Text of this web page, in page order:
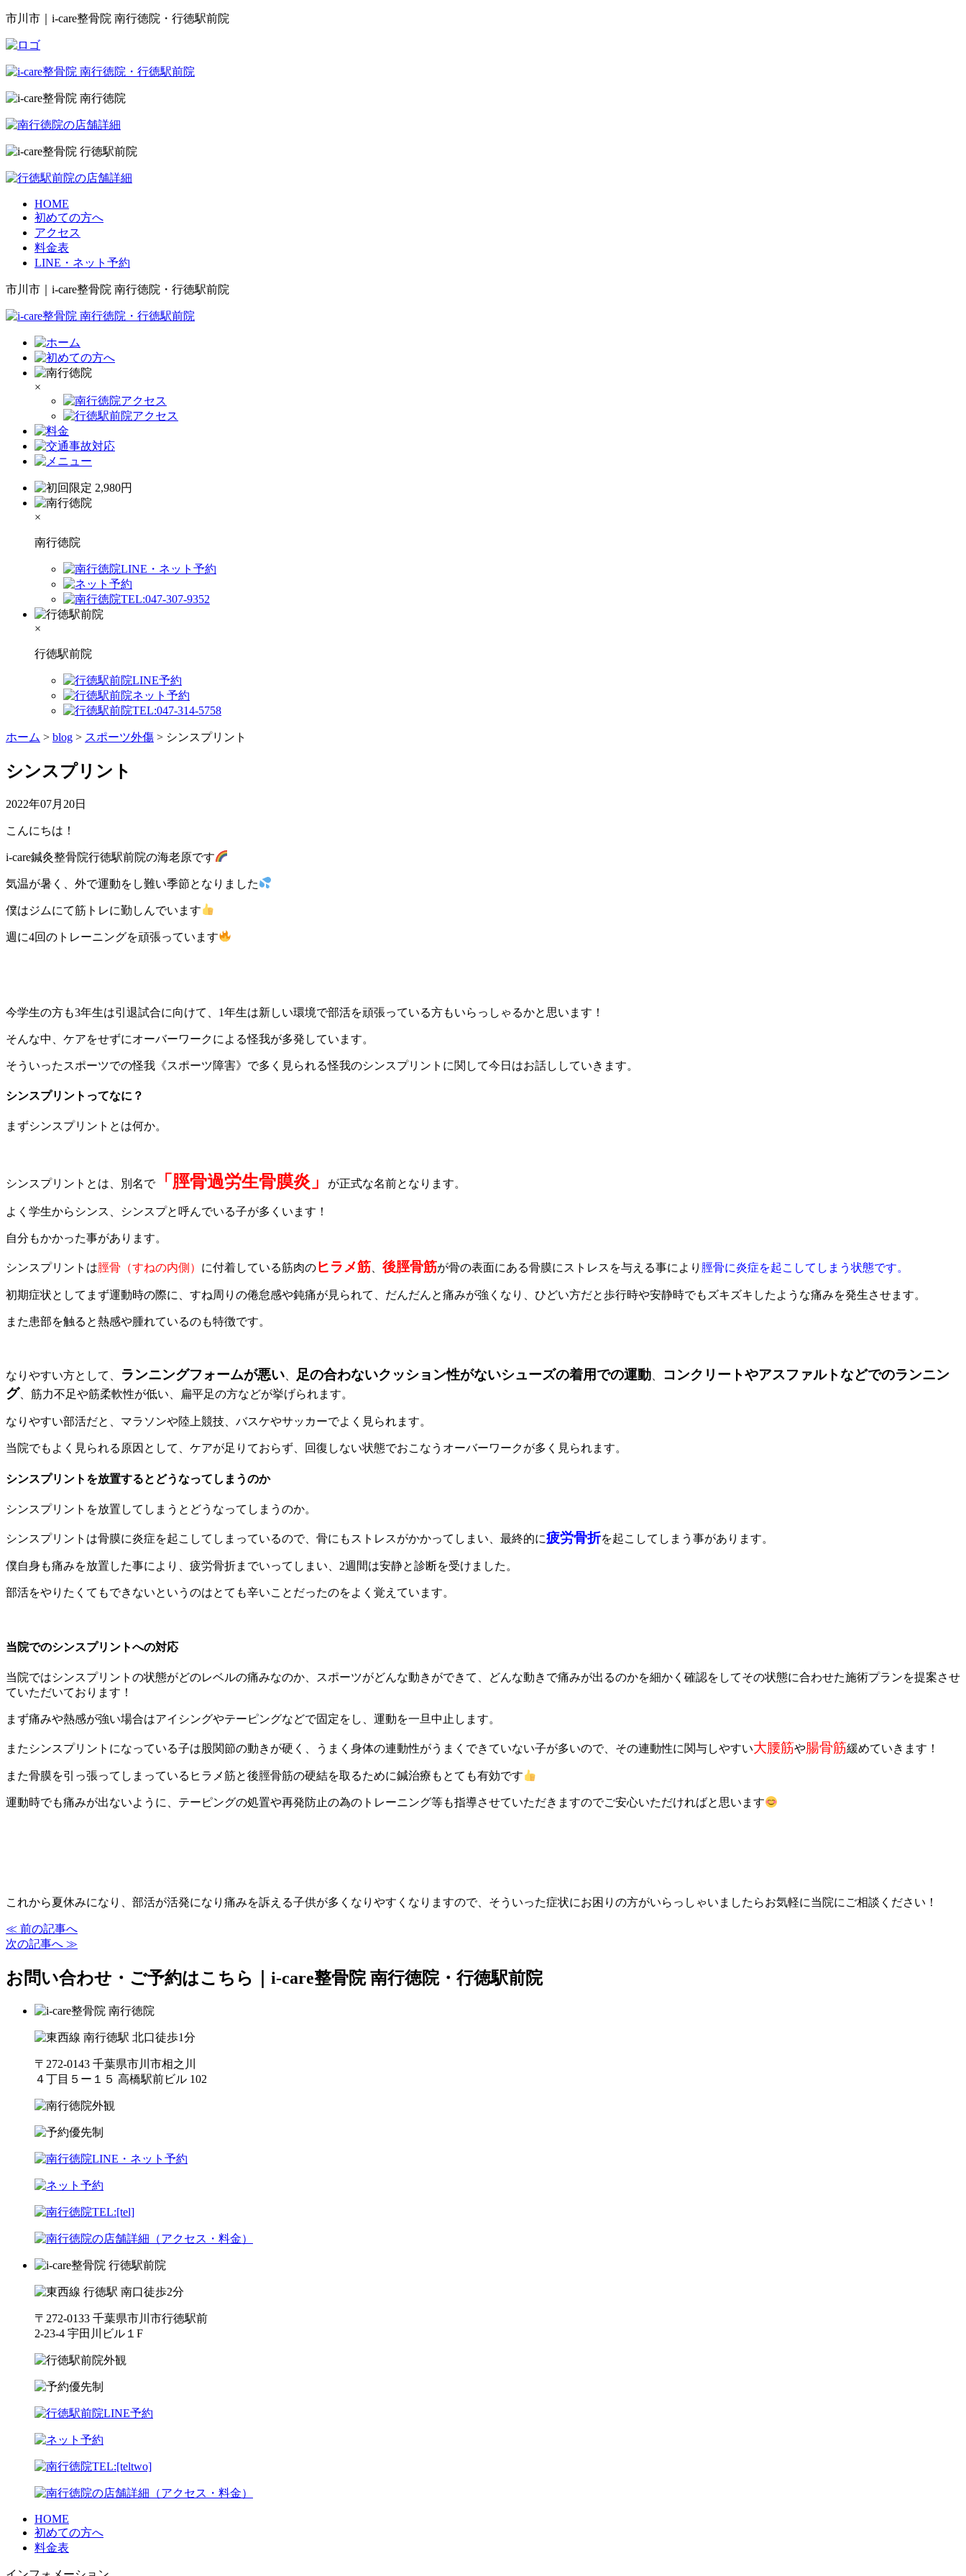
市川市｜i-care整骨院 南行徳院・行徳駅前院
HOME
初めての方へ
アクセス
料金表
LINE・ネット予約
市川市｜i-care整骨院 南行徳院・行徳駅前院
×
×
南行徳院
×
行徳駅前院
ホーム > blog > スポーツ外傷 > シンスプリント
シンスプリント
2022年07月20日
こんにちは！
i-care鍼灸整骨院行徳駅前院の海老原です
気温が暑く、外で運動をし難い季節となりました
僕はジムにて筋トレに勤しんでいます
週に4回のトレーニングを頑張っています
今学生の方も3年生は引退試合に向けて、1年生は新しい環境で部活を頑張っている方もいらっしゃるかと思います！
そんな中、ケアをせずにオーバーワークによる怪我が多発しています。
そういったスポーツでの怪我《スポーツ障害》で多く見られる怪我のシンスプリントに関して今日はお話ししていきます。
シンスプリントってなに？
まずシンスプリントとは何か。
シンスプリントとは、別名で「脛骨過労生骨膜炎」 が正式な名前となります。
よく学生からシンス、シンスプと呼んでいる子が多くいます！
自分もかかった事があります。
シンスプリントは脛骨（すねの内側） に付着している筋肉のヒラメ筋 後脛骨筋が骨の表面にある骨膜にストレスを与える事により 脛骨に炎症を起こしてしまう状態です。
初期症状としてまず運動時の際に、すね周りの倦怠感や鈍痛が見られて、だんだんと痛みが強くなり、ひどい方だと歩行時や安静時でもズキズキしたような痛みを発生させます。
また患部を触ると熱感や腫れているのも特徴です。
なりやすい方として、 ランニングフォームが悪い 足の合わないクッション性がないシューズの着用での運動
コンクリートやアスファルトなどでのランニン
グ 、筋力不足や筋柔軟性が低い、扁平足の方などが挙げられます。
なりやすい部活だと、マラソンや陸上競技、バスケやサッカーでよく見られます。
当院でもよく見られる原因として、ケアが足りておらず、回復しない状態でおこなうオーバーワークが多く見られます。
シンスプリントを放置するとどうなってしまうのか
シンスプリントを放置してしまうとどうなってしまうのか。
シンスプリントは骨膜に炎症を起こしてしまっているので、骨にもストレスがかかってしまい、最終的に疲労骨折を起こしてしまう事があります。
僕自身も痛みを放置した事により、疲労骨折までいってしまい、2週間は安静と診断を受けました。
部活をやりたくてもできないというのはとても辛いことだったのをよく覚えています。
当院でのシンスプリントへの対応
当院ではシンスプリントの状態がどのレベルの痛みなのか、スポーツがどんな動きができて、どんな動きで痛みが出るのかを細かく確認をしてその状態に合わせた施術プランを提案させ
ていただいております！
まず痛みや熱感が強い場合はアイシングやテーピングなどで固定をし、運動を一旦中止します。
またシンスプリントになっている子は股関節の動きが硬く、うまく身体の連動性がうまくできていない子が多いので、その連動性に関与しやすい大腰筋や腸骨筋緩めていきます！
また骨膜を引っ張ってしまっているヒラメ筋と後脛骨筋の硬結を取るために鍼治療もとても有効です
運動時でも痛みが出ないように、テーピングの処置や再発防止の為のトレーニング等も指導させていただきますのでご安心いただければと思います
これから夏休みになり、部活が活発になり痛みを訴える子供が多くなりやすくなりますので、そういった症状にお困りの方がいらっしゃいましたらお気軽に当院にご相談ください！
≪ 前の記事へ
次の記事へ ≫
お問い合わせ・ご予約はこちら｜i-care整骨院 南行徳院・行徳駅前院
〒272-0143 千葉県市川市相之川
４丁目５ー１５ 高橋駅前ビル 102
〒272-0133 千葉県市川市行徳駅前
2-23-4 宇田川ビル１F
HOME
初めての方へ
料金表